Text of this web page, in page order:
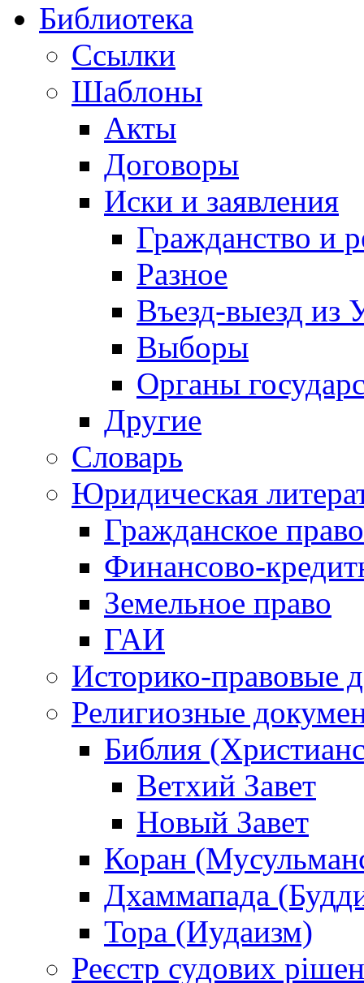
Библиотека
Ссылки
Шаблоны
Акты
Договоры
Иски и заявления
Гражданство и
Разное
Въезд-выезд из
Выборы
Органы
Другие
Словарь
Юридическая
Гражданское право
Финансово-
Земельное право
ГАИ
Историко-правовые
Религиозные
Библия
Ветхий Завет
Новый Завет
Коран
Дхаммапада
Тора (Иудаизм)
Реєстр судових